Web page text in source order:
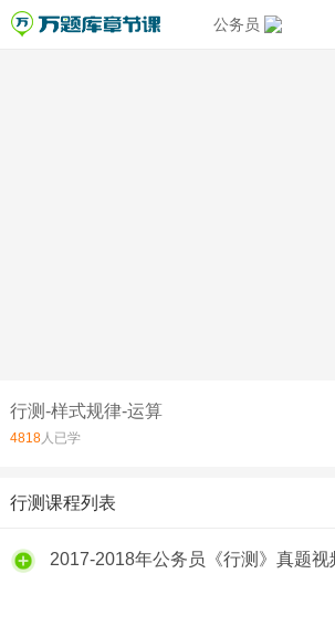
公务员
行测-样式规律-运算
4818人已学
行测课程列表
2017-2018年公务员《行测》真题视